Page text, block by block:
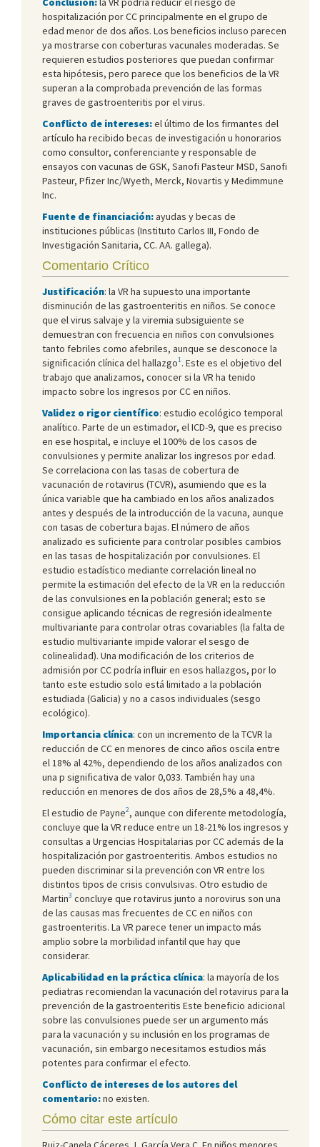
hospitalización por CC principalmente en el grupo de
edad menor de dos años. Los beneficios incluso parecen
ya mostrarse con coberturas vacunales moderadas. Se
requieren estudios posteriores que puedan confirmar
esta hipótesis, pero parece que los beneficios de la VR
superan a la comprobada prevención de las formas
graves de gastroenteritis por el virus.
Conflicto de intereses:el último de los firmantes del
artículo ha recibido becas de investigación u honorarios
como consultor, conferenciante y responsable de
ensayos con vacunas de GSK, Sanofi Pasteur MSD, Sanofi
Pasteur, Pfizer Inc/Wyeth, Merck, Novartis y Medimmune
Inc.
Fuente de financiación:ayudas y becas de
instituciones públicas (Instituto Carlos III, Fondo de
Investigación Sanitaria, CC. AA. gallega).
Comentario Crítico
Justificación: la VR ha supuesto una importante
disminución de las gastroenteritis en niños. Se conoce
que el virus salvaje y la viremia subsiguiente se
demuestran con frecuencia en niños con convulsiones
tanto febriles como afebriles, aunque se desconoce la
significación clínica del hallazgo1. Este es el objetivo del
trabajo que analizamos, conocer si la VR ha tenido
impacto sobre los ingresos por CC en niños.
Validez o rigor científico: estudio ecológico temporal
analítico. Parte de un estimador, el ICD-9, que es preciso
en ese hospital, e incluye el 100% de los casos de
convulsiones y permite analizar los ingresos por edad.
Se correlaciona con las tasas de cobertura de
vacunación de rotavirus (TCVR), asumiendo que es la
única variable que ha cambiado en los años analizados
antes y después de la introducción de la vacuna, aunque
con tasas de cobertura bajas. El número de años
analizado es suficiente para controlar posibles cambios
en las tasas de hospitalización por convulsiones. El
estudio estadístico mediante correlación lineal no
permite la estimación del efecto de la VR en la reducción
de las convulsiones en la población general; esto se
consigue aplicando técnicas de regresión idealmente
multivariante para controlar otras covariables (la falta de
estudio multivariante impide valorar el sesgo de
colinealidad). Una modificación de los criterios de
admisión por CC podría influir en esos hallazgos, por lo
tanto este estudio solo está limitado a la población
estudiada (Galicia) y no a casos individuales (sesgo
ecológico).
Importancia clínica: con un incremento de la TCVR la
reducción de CC en menores de cinco años oscila entre
el 18% al 42%, dependiendo de los años analizados con
una p significativa de valor 0,033. También hay una
reducción en menores de dos años de 28,5% a 48,4%.
El estudio de Payne2, aunque con diferente metodología,
concluye que la VR reduce entre un 18-21% los ingresos y
consultas a Urgencias Hospitalarias por CC además de la
hospitalización por gastroenteritis. Ambos estudios no
pueden discriminar si la prevención con VR entre los
distintos tipos de crisis convulsivas. Otro estudio de
Martin3 concluye que rotavirus junto a norovirus son una
de las causas mas frecuentes de CC en niños con
gastroenteritis. La VR parece tener un impacto más
amplio sobre la morbilidad infantil que hay que
considerar.
Aplicabilidad en la práctica clínica: la mayoría de los
pediatras recomiendan la vacunación del rotavirus para la
prevención de la gastroenteritis Este beneficio adicional
sobre las convulsiones puede ser un argumento más
para la vacunación y su inclusión en los programas de
vacunación, sin embargo necesitamos estudios más
potentes para confirmar el efecto.
Conflicto de intereses de los autores del
comentario:no existen.
Cómo citar este artículo